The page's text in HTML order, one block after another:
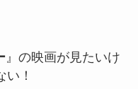
』の映画が見たいけ
！